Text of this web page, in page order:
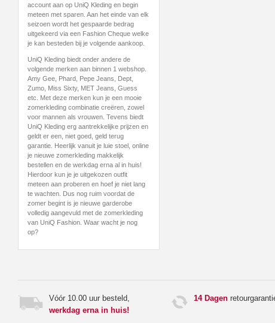
account aan op UniQ Kleding en begin
meteen met sparen. Aan het einde van elk
seizoen wordt het gespaarde bedrag
uitgekeerd via een Fashion Cheque welke
je kan besteden bij je volgende aankoop.
UniQ Kleding biedt onder andere de
volgende merken aan binnen 1 webshop.
Amy Gee, Phard, Pepe Jeans, Dept,
Zumo, Miss Sixty, MET Jeans, Guess
etc. Met deze merken kun je een mooie
zomerkleding combinatie creëren, zowel
voor mannen als vrouwen. Tevens biedt
UniQ Kleding erg aantrekkelijke prijzen en
geldt er een, niet goed, geld terug
garantie. Heerlijk vanuit je luie stoel, online
je nieuwe zomerkleding makkelijk
bestellen en de werkdag erna al in huis!
Hierdoor kun je je uitgekozen outfit
meteen aan proberen en hoef je niet lang
te wachten. Dus nog ruim voordat de
zomer begint is je nieuwe garderobe
volledig aangevuld met de zomerkleding
van UniQ Fashion. Waar wacht je nog
op?
Vóór 10.00 uur besteld,
werkdag erna in huis!
14 Dagen